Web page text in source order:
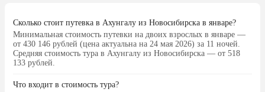
живут бурундуки, одна
берет орешки с ладони,
но прыгать на волнах
Сколько стоит путевка в Ахунгалу из Новосибирска в январе?
Минимальная стоимость путевки на двоих взрослых в январе —
от 430 146 рублей (цена актуальна на 24 мая 2026) за 11 ночей.
Средняя стоимость тура в Ахунгалу из Новосибирска — от 518
133 рублей.
Что входит в стоимость тура?